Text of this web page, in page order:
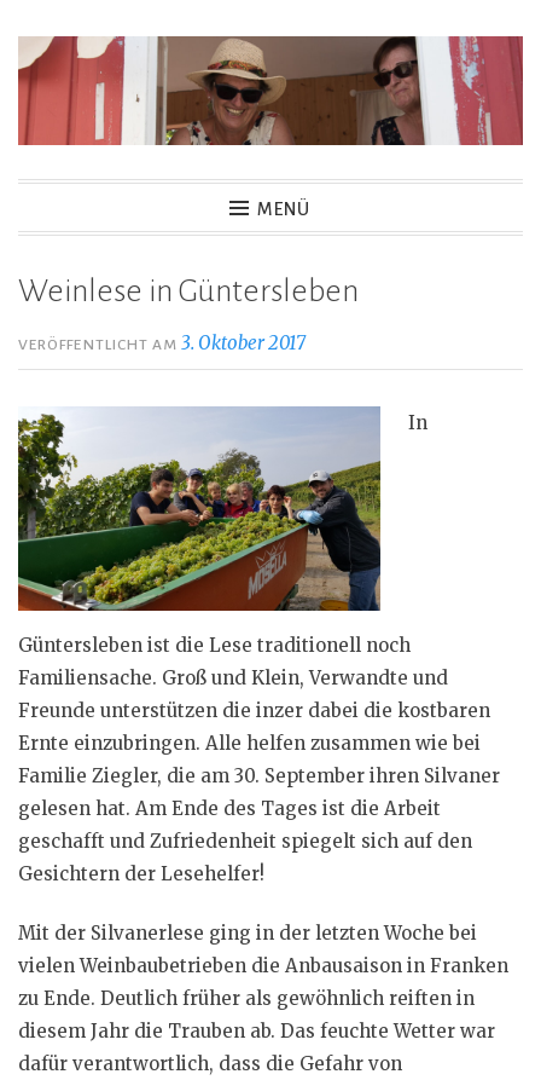
Zum
Inhalt
MENÜ
Weinlese in Güntersleben
VERÖFFENTLICHT AM3. Oktober 2017
In
Güntersleben ist die Lese traditionell noch
Familiensache. Groß und Klein, Verwandte und
Freunde unterstützen die inzer dabei die kostbaren
Ernte einzubringen. Alle helfen zusammen wie bei
Familie Ziegler, die am 30. September ihren Silvaner
gelesen hat. Am Ende des Tages ist die Arbeit
geschafft und Zufriedenheit spiegelt sich auf den
Gesichtern der Lesehelfer!
Mit der Silvanerlese ging in der letzten Woche bei
vielen Weinbaubetrieben die Anbausaison in Franken
zu Ende. Deutlich früher als gewöhnlich reiften in
diesem Jahr die Trauben ab. Das feuchte Wetter war
dafür verantwortlich, dass die Gefahr von